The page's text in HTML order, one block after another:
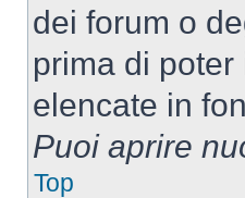
dei forum o
prima di
elencate in
Puoi aprire
Top